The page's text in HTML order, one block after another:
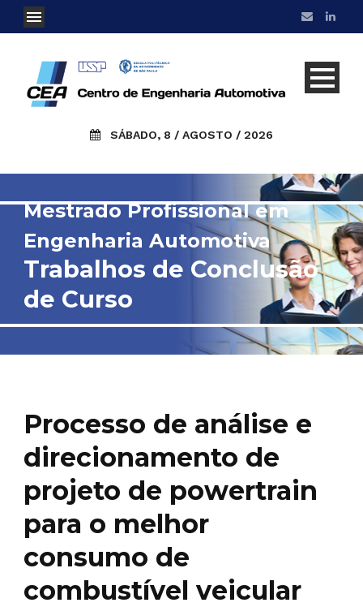
SÁBADO, 8 / AGOSTO / 2026
Mestrado Profissional em
Engenharia Automotiva
Trabalhos de Conclusão
de Curso
Processo de análise e
direcionamento de
projeto de powertrain
para o melhor
consumo de
combustível veicular